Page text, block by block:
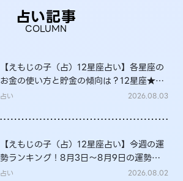
占い記事
COLUMN
【えもじの子（占）12星座占い】各星座の
お金の使い方と貯金の傾向は？12星座★徹
底解説
占い 2026.08.03
【えもじの子（占）12星座占い】今週の運
勢ランキング！8月3日～8月9日の運勢
は？
占い 2026.08.02